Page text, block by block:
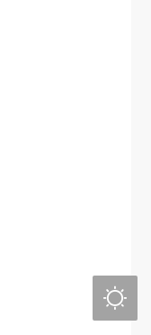
